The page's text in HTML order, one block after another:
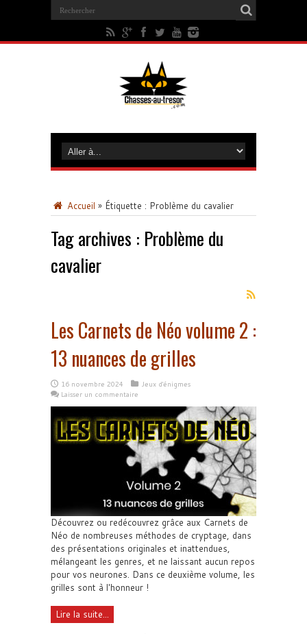
Accueil » Étiquette : Problème du cavalier
Tag archives : Problème du
cavalier
Les Carnets de Néo volume 2 :
13 nuances de grilles
16 novembre 2024
Jeux d'énigmes
Laisser un commentaire
Découvrez ou redécouvrez grâce aux Carnets de
Néo de nombreuses méthodes de cryptage, dans
des présentations originales et inattendues,
mélangeant les genres, et ne laissant aucun repos
pour vos neurones. Dans ce deuxième volume, les
grilles sont à l'honneur !
Lire la suite...